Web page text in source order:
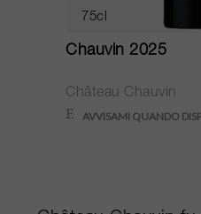
75cl
Chauvin 2025
Château Chauvin